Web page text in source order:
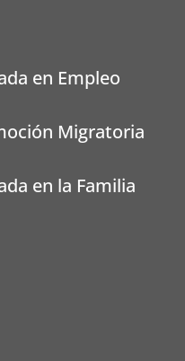
en Empleo
Migratoria
en la Familia